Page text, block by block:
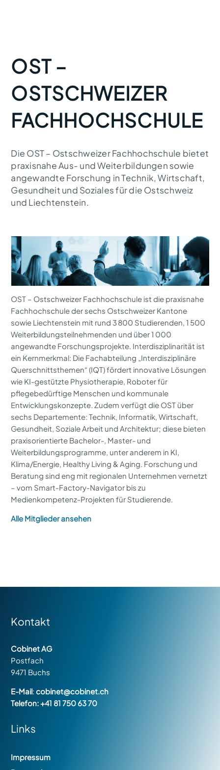
OST –
OSTSCHWEIZER
FACHHOCHSCHULE
Die OST – Ostschweizer Fachhochschule bietet
praxisnahe Aus- und Weiterbildungen sowie
angewandte Forschung in Technik, Wirtschaft,
Gesundheit und Soziales für die Ostschweiz
und Liechtenstein.
OST – Ostschweizer Fachhochschule ist die praxisnahe
Fachhochschule der sechs Ostschweizer Kantone
sowie Liechtenstein mit rund 3 800 Studierenden, 1 500
Weiterbildungsteilnehmenden und über 1 000
angewandte Forschungsprojekte. Interdisziplinarität ist
ein Kernmerkmal: Die Fachabteilung „Interdisziplinäre
Querschnittsthemen“ (IQT) fördert innovative Lösungen
wie KI-gestützte Physiotherapie, Roboter für
pflegebedürftige Menschen und kommunale
Entwicklungskonzepte. Zudem verfügt die OST über
sechs Departemente: Technik, Informatik, Wirtschaft,
Gesundheit, Soziale Arbeit und Architektur; diese bieten
praxisorientierte Bachelor-, Master- und
Weiterbildungsprogramme, unter anderem in KI,
Klima/Energie, Healthy Living & Aging. Forschung und
Beratung sind eng mit regionalen Unternehmen vernetzt
– vom Smart‑Factory‑Navigator bis zu
Medienkompetenz‑Projekten für Studierende.
Alle Mitglieder ansehen
Kontakt
Cobinet AG
Postfach
9471 Buchs
E-Mail:cobinet@cobinet.ch
Telefon:+41 81 750 63 70
Links
Navigation
überspringen
Impressum